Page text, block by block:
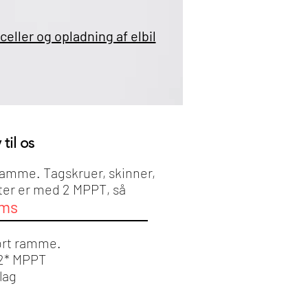
og opladning af elbil
til os
Tagskruer, skinner,
er med 2 MPPT, så
ramme.
MPPT